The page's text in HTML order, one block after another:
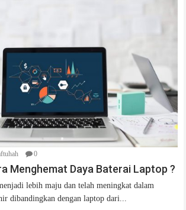
0
Menghemat Daya Baterai Laptop ?
lebih maju dan telah meningkat dalam
dibandingkan dengan laptop dari...